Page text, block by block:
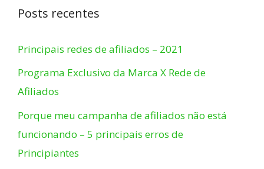
Posts recentes
Principais redes de afiliados – 2021
Programa Exclusivo da Marca X Rede de
Afiliados
Porque meu campanha de afiliados não está
funcionando – 5 principais erros de
Principiantes